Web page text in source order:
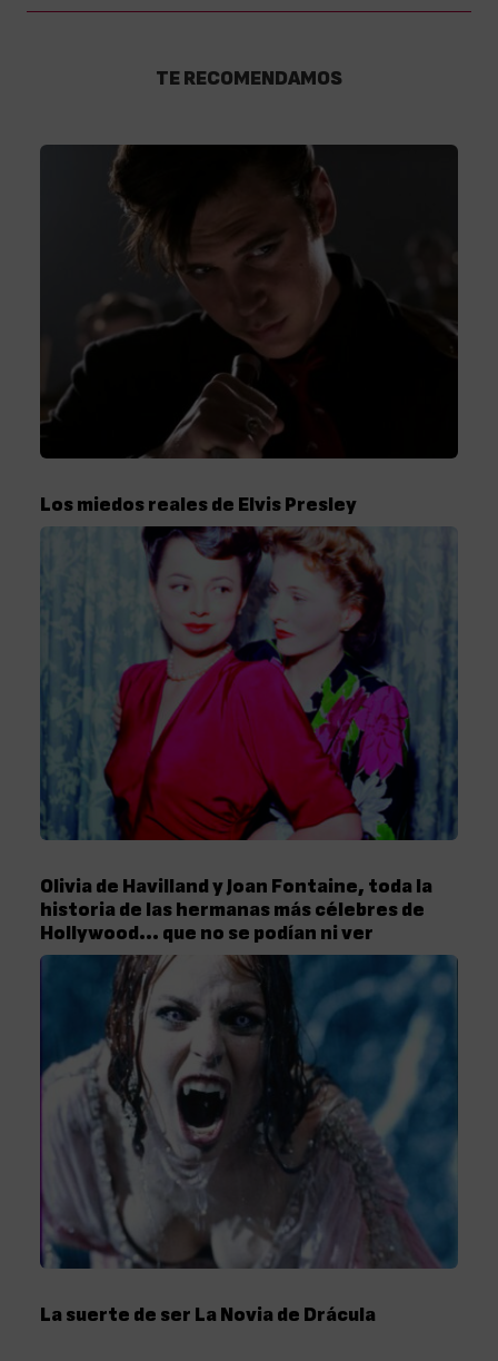
TE RECOMENDAMOS
Los miedos reales de Elvis Presley
Olivia de Havilland y Joan Fontaine, toda la
historia de las hermanas más célebres de
Hollywood… que no se podían ni ver
La suerte de ser La Novia de Drácula